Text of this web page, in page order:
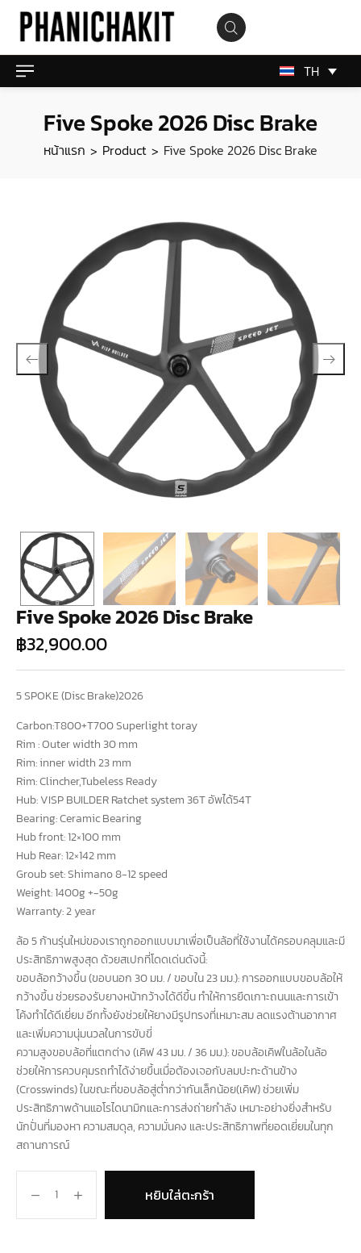
TH
Five Spoke 2026 Disc Brake
หน้าแรก > Product > Five Spoke 2026 Disc Brake
Five Spoke 2026 Disc Brake
฿32,900.00
5 SPOKE (Disc Brake)2026
Carbon:T800+T700 Superlight toray
Rim : Outer width 30 mm
Rim: inner width 23 mm
Rim: Clincher,Tubeless Ready
Hub: VISP BUILDER Ratchet system 36T อัพได้54T
Bearing: Ceramic Bearing
Hub front: 12×100 mm
Hub Rear: 12×142 mm
Groub set: Shimano 8-12 speed
Weight: 1400g +-50g
Warranty: 2 year
ล้อ 5 ก้านรุ่นใหม่ของเราถูกออกแบบมาเพื่อเป็นล้อที่ใช้งานได้ครอบคลุมและมี
ประสิทธิภาพสูงสุด ด้วยสเปกที่โดดเด่นดังนี้:
​ขอบล้อกว้างขึ้น (ขอบนอก 30 มม. / ขอบใน 23 มม.): การออกแบบขอบล้อให้
กว้างขึ้น ช่วยรองรับยางหน้ากว้างได้ดีขึ้น ทำให้การยึดเกาะถนนและการเข้า
โค้งทำได้ดีเยี่ยม อีกทั้งยังช่วยให้ยางมีรูปทรงที่เหมาะสม ลดแรงต้านอากาศ
และเพิ่มความนุ่มนวลในการขับขี่
​ความสูงขอบล้อที่แตกต่าง (เคิฟ 43 มม. / 36 มม.): ขอบล้อเคิฟในล้อในล้อ
ช่วยให้การควบคุมรถทำได้ง่ายขึ้นเมื่อต้องเจอกับลมปะทะด้านข้าง
(Crosswinds) ในขณะที่ขอบล้อสู่ต่ำกว่ากันเล็กน้อย(เคิฟ) ช่วยเพิ่ม
ประสิทธิภาพด้านแอโรไดนามิกและการส่งถ่ายกำลัง เหมาะอย่างยิ่งสำหรับ
นักปั่นที่มองหา ความสมดุล, ความมั่นคง และประสิทธิภาพที่ยอดเยี่ยมในทุก
สถานการณ์
หยิบใส่ตะกร้า